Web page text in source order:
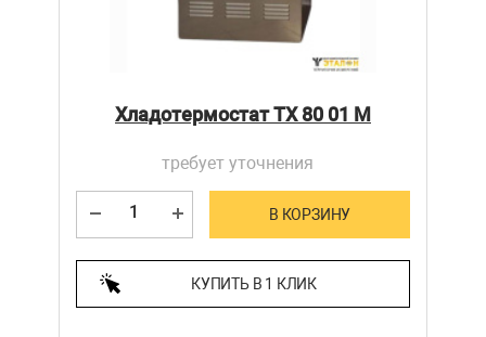
Хладотермостат ТХ 80 01 М
требует уточнения
В КОРЗИНУ
КУПИТЬ В 1 КЛИК